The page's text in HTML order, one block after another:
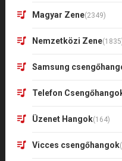
Magyar Zene(2349)
Nemzetközi Zene
Samsung
Telefon
Üzenet Hangok(164)
Vicces csengőhangok